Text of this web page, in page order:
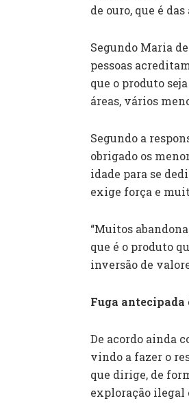
de ouro, que é
Segundo Maria
pessoas
que o produto
áreas, vários
Segundo a
obrigado os
idade para se
exige força e
“Muitos
que é o produto
inversão de
Fuga
De acordo ainda
vindo a fazer o
que dirige, de
exploração ilegal